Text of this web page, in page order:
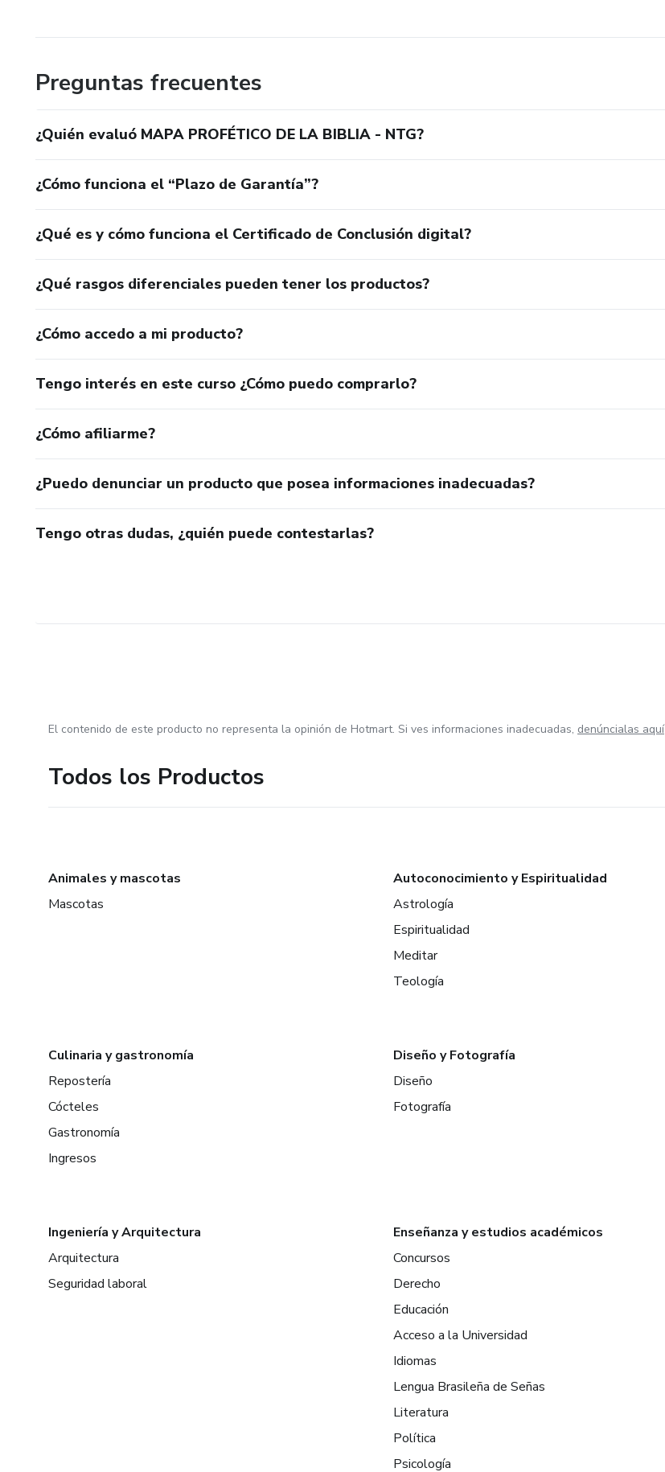
Preguntas frecuentes
¿Quién evaluó MAPA PROFÉTICO DE LA BIBLIA - NTG?
¿Cómo funciona el “Plazo de Garantía”?
¿Qué es y cómo funciona el Certificado de Conclusión digital?
¿Qué rasgos diferenciales pueden tener los productos?
¿Cómo accedo a mi producto?
Tengo interés en este curso ¿Cómo puedo comprarlo?
¿Cómo afiliarme?
¿Puedo denunciar un producto que posea informaciones inadecuadas?
Tengo otras dudas, ¿quién puede contestarlas?
El contenido de este producto no representa la opinión de Hotmart. Si ves informaciones inadecuadas, denúncialas aquí
Todos los Productos
Animales y mascotas
Mascotas
Autoconocimiento y Espiritualidad
Astrología
Espiritualidad
Meditar
Teología
Culinaria y gastronomía
Repostería
Cócteles
Gastronomía
Ingresos
Diseño y Fotografía
Diseño
Fotografía
Ingeniería y Arquitectura
Arquitectura
Seguridad laboral
Enseñanza y estudios académicos
Concursos
Derecho
Educación
Acceso a la Universidad
Idiomas
Lengua Brasileña de Señas
Literatura
Política
Psicología